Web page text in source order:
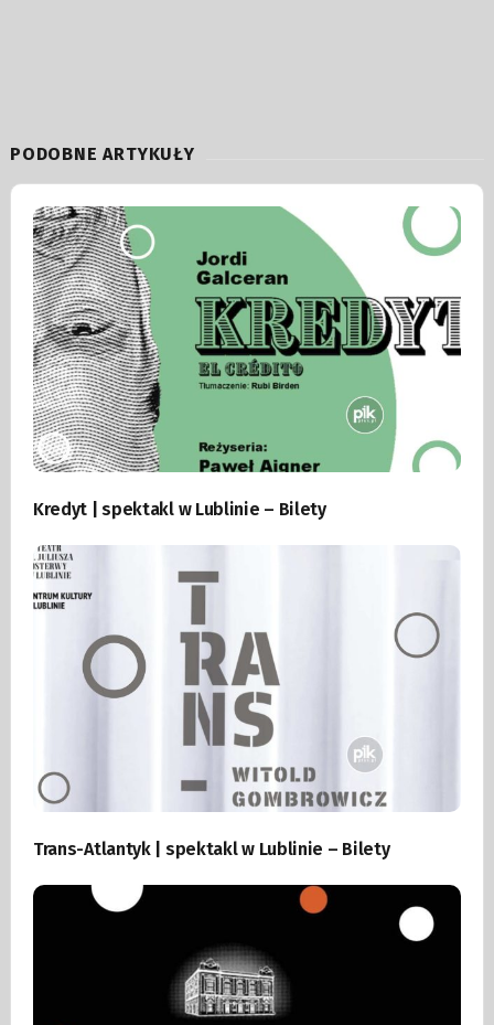
PODOBNE ARTYKUŁY
Kredyt | spektakl w Lublinie – Bilety
Trans-Atlantyk | spektakl w Lublinie – Bilety